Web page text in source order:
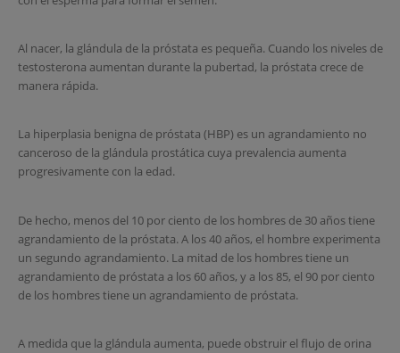
Al nacer, la glándula de la próstata es pequeña. Cuando los niveles de
testosterona aumentan durante la pubertad, la próstata crece de
manera rápida.
La hiperplasia benigna de próstata (HBP) es un agrandamiento no
canceroso de la glándula prostática cuya prevalencia aumenta
progresivamente con la edad.
De hecho, menos del 10 por ciento de los hombres de 30 años tiene
agrandamiento de la próstata. A los 40 años, el hombre experimenta
un segundo agrandamiento. La mitad de los hombres tiene un
agrandamiento de próstata a los 60 años, y a los 85, el 90 por ciento
de los hombres tiene un agrandamiento de próstata.
A medida que la glándula aumenta, puede obstruir el flujo de orina